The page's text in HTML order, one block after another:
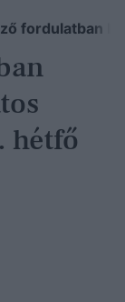
fordulatban
hétfő